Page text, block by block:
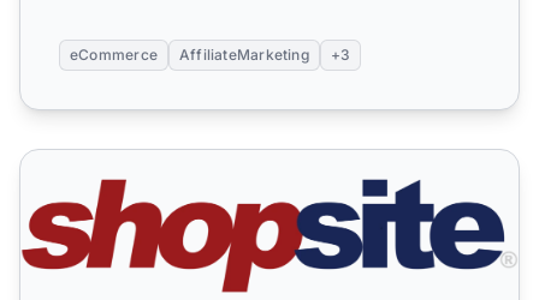
eCommerce AffiliateMarketing +3
ShopSite